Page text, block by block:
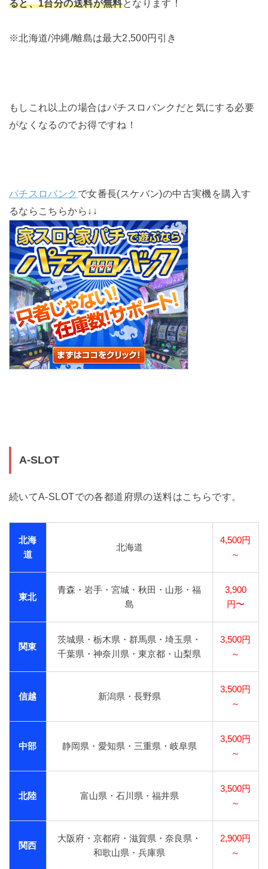
ると、1台分の送料が無料となります！
※北海道/沖縄/離島は最大2,500円引き
もしこれ以上の場合はパチスロバンクだと気にする必要
がなくなるのでお得ですね！
パチスロバンク で女番長(スケバン)の中古実機を購入す
るならこちらから↓↓
A-SLOT
続いてA-SLOTでの各都道府県の送料はこちらです。
北海
道
北海道
4,500円
～
東北
青森・岩手・宮城・秋田・山形・福
島
3,900
円〜
関東
茨城県・栃木県・群馬県・埼玉県・
千葉県・神奈川県・東京都・山梨県
3,500円
～
信越 新潟県・長野県
3,500円
～
中部 静岡県・愛知県・三重県・岐阜県
3,500円
～
北陸 富山県・石川県・福井県
3,500円
～
関西
大阪府・京都府・滋賀県・奈良県・
和歌山県・兵庫県
2,900円
～